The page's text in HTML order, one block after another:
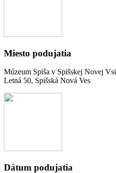
Miesto podujatia
Múzeum Spiša v Spišskej Novej Vsi
Letná 50, Spišská Nová Ves
Dátum podujatia